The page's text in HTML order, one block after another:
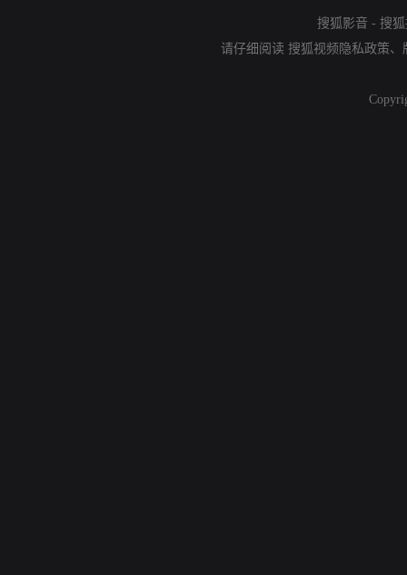
搜狐影音 - 搜
请仔细阅读 搜狐视频隐私政策、